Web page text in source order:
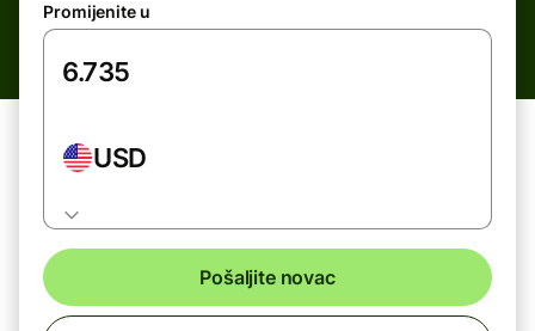
Promijenite u
USD
Pošaljite novac